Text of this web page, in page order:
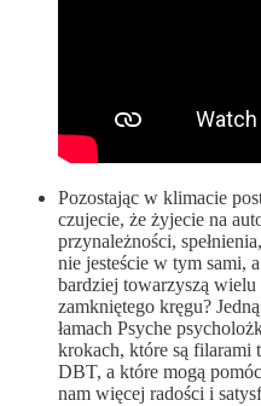
Pozostając w klimacie
czujecie, że żyjecie na
przynależności,
nie jesteście w tym sami,
bardziej towarzyszą
zamkniętego kręgu?
łamach Psyche
krokach, które są filarami
DBT, a które mogą
nam więcej radości i